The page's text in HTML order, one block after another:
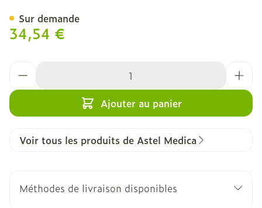
34,54 €
Ajouter au panier
Sur demande
Voir tous les produits de Astel Medica
Méthodes de livraison disponibles